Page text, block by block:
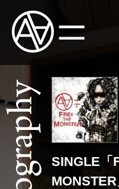
SINGLE「
MONSTER